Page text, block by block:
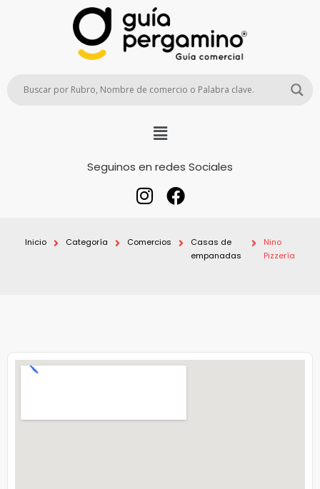
Seguinos en redes Sociales
Inicio Categoría Comercios
Casas de
empanadas
Nino
Pizzería